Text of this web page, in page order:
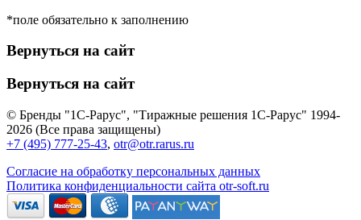
*поле обязательно к заполнению
Вернуться на сайт
Вернуться на сайт
© Бренды "1С-Рарус", "Тиражные решения 1С-Рарус" 1994-
2026 (Все права защищены)
+7 (495) 777-25-43, otr@otr.rarus.ru
Согласие на обработку персональных данных
Политика конфиденциальности сайта otr-soft.ru